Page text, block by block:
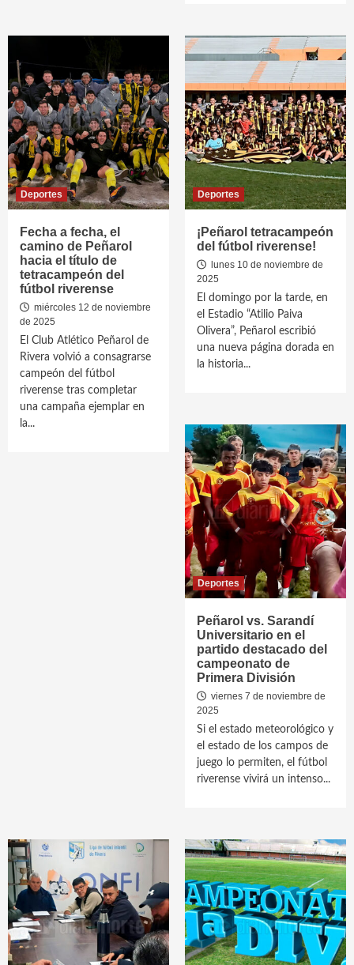
Deportes
Fecha a fecha, el
camino de Peñarol
hacia el título de
tetracampeón del
fútbol riverense
miércoles 12 de noviembre
de 2025
El Club Atlético Peñarol de
Rivera volvió a consagrarse
campeón del fútbol
riverense tras completar
una campaña ejemplar en
la...
Deportes
¡Peñarol tetracampeón
del fútbol riverense!
lunes 10 de noviembre de
2025
El domingo por la tarde, en
el Estadio “Atilio Paiva
Olivera”, Peñarol escribió
una nueva página dorada en
la historia...
Deportes
Peñarol vs. Sarandí
Universitario en el
partido destacado del
campeonato de
Primera División
viernes 7 de noviembre de
2025
Si el estado meteorológico y
el estado de los campos de
juego lo permiten, el fútbol
riverense vivirá un intenso...